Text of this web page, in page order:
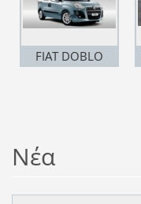
FIAT DOBLO
Νέα